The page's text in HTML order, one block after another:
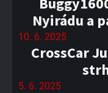
Nyirádu a
10. 6. 2025
CrossCar
5. 6. 2025